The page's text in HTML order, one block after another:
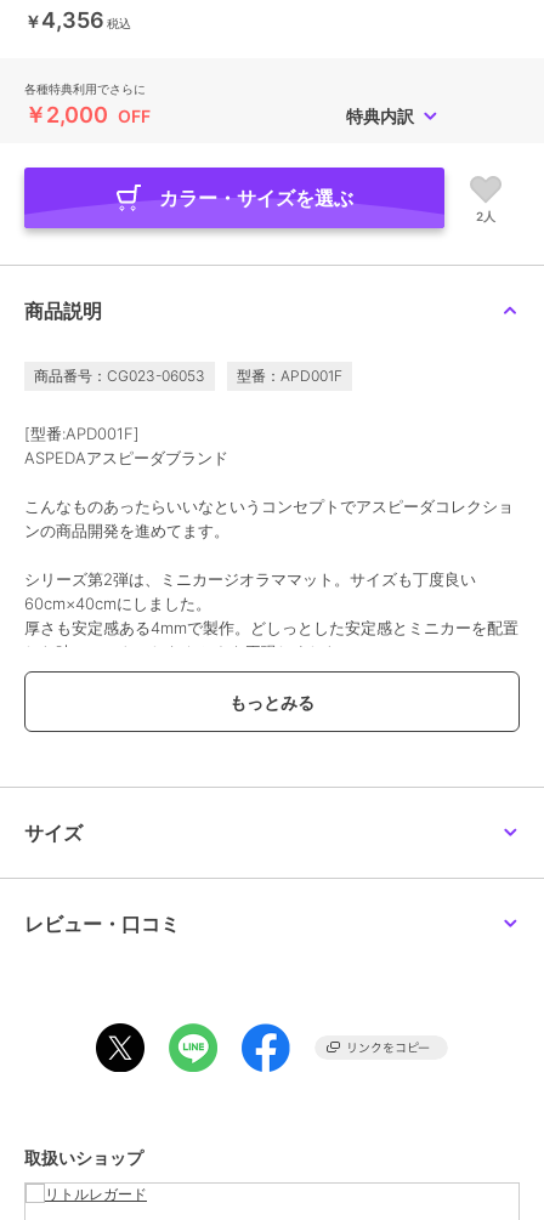
￥4,356 税込
各種特典利用でさらに
￥2,000 OFF 特典内訳
カラー・サイズを選ぶ
2人
商品説明
商品番号：CG023-06053 型番：APD001F
[型番:APD001F]
ASPEDAアスピーダブランド
こんなものあったらいいなというコンセプトでアスピーダコレクショ
ンの商品開発を進めてます。
シリーズ第2弾は、ミニカージオラママット。サイズも丁度良い
60cm×40cmにしました。
厚さも安定感ある4mmで製作。どしっとした安定感とミニカーを配置
した時のマットのしなやかさを再現しました。
裏地も滑り止めを採用。丈夫なマットでお子さんが使い込んでも痛み
連結デザインで、2枚・3枚と自由に広がり、大迫力なパーキングも再
1/64サイズ
サイズ 横60cm X 奥行40cm X 厚さ4mm
※ミニカーやフィギュアは別売です。本製品には含まれません。連結
ブランド アスピーダディレクション
サイズ
レビュー・口コミ
取扱いショップ